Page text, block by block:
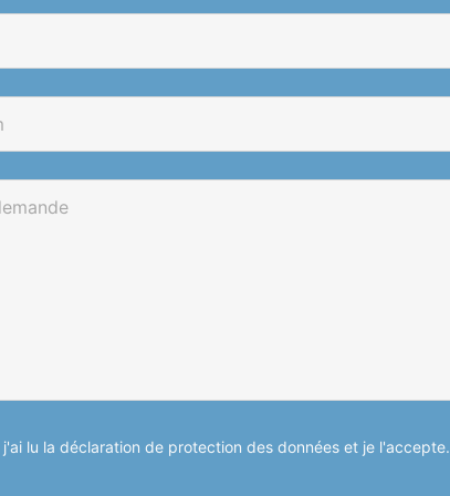
j'ai lu la déclaration de protection des données et je l'accepte.